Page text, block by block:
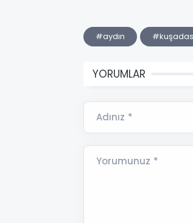
#aydın
YORUMLAR
Adınız *
Yorumunuz *